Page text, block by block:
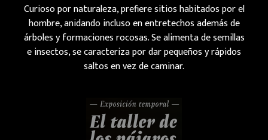
Curioso por naturaleza, prefiere sitios habitados por el
hombre, anidando incluso en entretechos además de
árboles y formaciones rocosas. Se alimenta de semillas
e insectos, se caracteriza por dar pequeños y rápidos
saltos en vez de caminar.